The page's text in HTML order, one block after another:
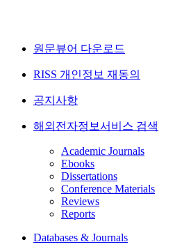
원문뷰어 다운로드
RISS 개인정보 재동의
공지사항
해외전자정보서비스 검색
Academic Journals
Ebooks
Dissertations
Conference Materials
Reviews
Reports
Databases & Journals